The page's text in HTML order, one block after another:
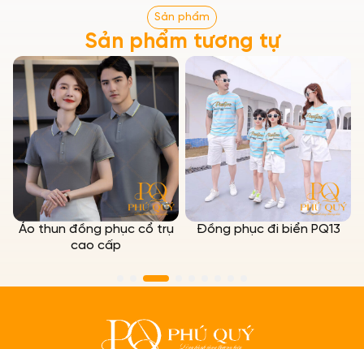
Sản phẩm
Sản phẩm tương tự
Áo thun đồng phục cổ trụ
cao cấp
Đồng phục đi biển PQ13